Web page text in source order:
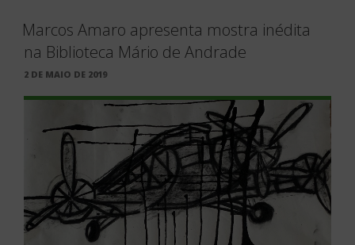
Marcos Amaro apresenta mostra inédita
na Biblioteca Mário de Andrade
PUBLICADO
2 DE MAIO DE 2019